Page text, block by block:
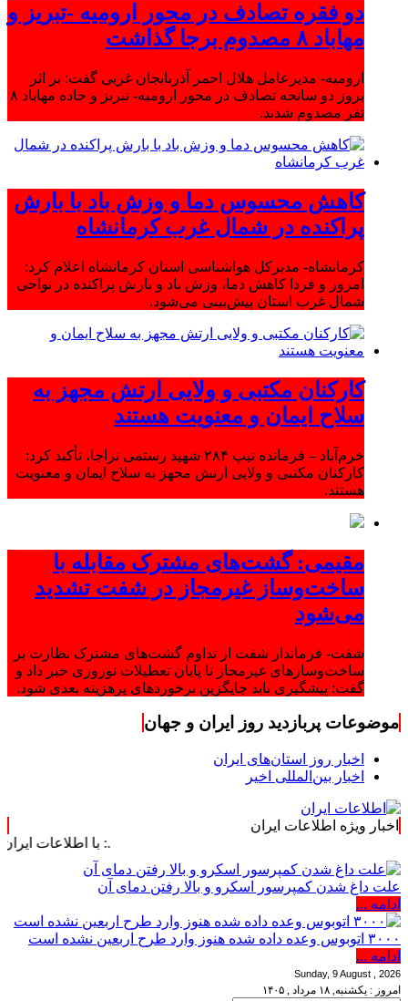
دو فقره تصادف در محور ارومیه -تبریز و
مهاباد ۸ مصدوم برجا گذاشت
ارومیه- مدیرعامل هلال احمر آذربایجان غربی گفت: بر اثر
بروز دو سانحه تصادف در محور ارومیه- تبریز و جاده مهاباد ۸
نفر مصدوم شدند.
کاهش محسوس دما و وزش باد با بارش
پراکنده در شمال غرب کرمانشاه
کرمانشاه- مدیرکل هواشناسی استان کرمانشاه اعلام کرد:
امروز و فردا کاهش دما، وزش باد و بارش پراکنده در نواحی
شمال غرب استان پیش‌بینی می‌شود.
کارکنان مکتبی و ولایی ارتش مجهز به
سلاح ایمان و معنویت هستند
خرم‌آباد – فرمانده تیپ ۲۸۴ شهید رستمی نزاجا، تأکید کرد:
کارکنان مکتبی و ولایی ارتش مجهز به سلاح ایمان و معنویت
هستند.
مقیمی: گشت‌های مشترک مقابله با
ساخت‌وساز غیرمجاز در شفت تشدید
می‌شود
شفت- فرماندار شفت از تداوم گشت‌های مشترک نظارت بر
ساخت‌وسازهای غیرمجاز تا پایان تعطیلات نوروزی خبر داد و
گفت: پیشگیری باید جایگزین برخوردهای پرهزینه بعدی شود.
موضوعات پربازدید روز ایران و جهان
اخبار روز استان‌های ایران
اخبار بین‌المللی اخیر
اخبار ویژه اطلاعات ایران
.: با اطلاعات ایران، اطلاعات
علت داغ شدن کمپرسور اسکرو و بالا رفتن دمای آن
ادامه ...
۳۰۰۰ اتوبوس وعده داده شده هنوز وارد طرح اربعین نشده است
ادامه ...
Sunday, 9 August , 2026
امروز : یکشنبه, ۱۸ مرداد , ۱۴۰۵